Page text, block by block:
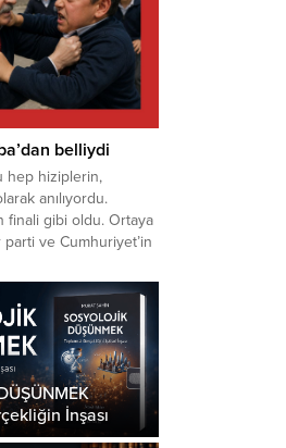
belliydi
hep hiziplerin,
anılıyordu.
finali gibi oldu. Ortaya
ve Cumhuriyet’in
bir hareket
Dün
birbirinin
İnşası